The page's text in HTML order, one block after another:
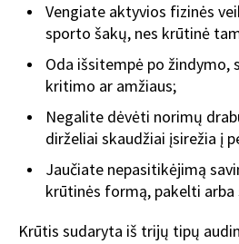
Vengiate aktyvios fizinės
sporto šakų, nes krūtinė
Oda išsitempė po žindymo,
kritimo ar amžiaus;
Negalite dėvėti norimų
dirželiai skaudžiai įsirežia į
Jaučiate nepasitikėjimą
krūtinės formą, pakelti
Krūtis sudaryta iš trijų tipų